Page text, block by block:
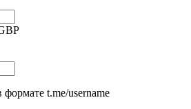
t.me/username